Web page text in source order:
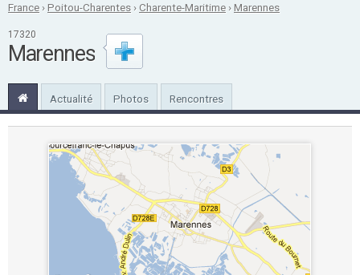
France ›Poitou-Charentes ›Charente-Maritime ›Marennes
17320
Marennes
Actualité Photos Rencontres